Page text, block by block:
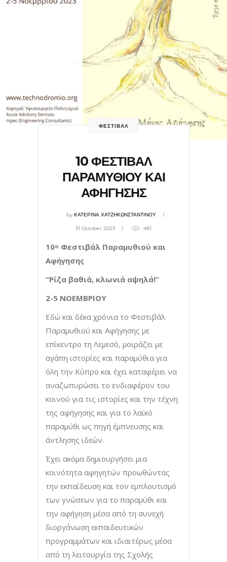
ΦΕΣΤΙΒΑΛ
10 ΦΕΣΤΙΒΑΛ
ΠΑΡΑΜΥΘΙΟΥ ΚΑΙ
ΑΦΗΓΗΣΗΣ
byΚΑΤΕΡΙΝΑ ΧΑΤΖΗΚΩΝΣΤΑΝΤΙΝΟΥ
31 October 2023 481
10ο Φεστιβάλ Παραμυθιού και
Αφήγησης
“Ρίζα βαθιά, κλωνιά αψηλά!”
2-5 ΝΟΕΜΒΡΙΟΥ
Εδώ και δέκα χρόνια το Φεστιβάλ
Παραμυθιού και Αφήγησης με
επίκεντρο τη Λεμεσό, μοιράζει με
αγάπη ιστορίες και παραμύθια για
όλη την Κύπρο και έχει καταφέρει να
αναζωπυρώσει το ενδιαφέρον του
κοινού για τις ιστορίες και την τέχνη
της αφήγησης και για το λαϊκό
παραμύθι ως πηγή έμπνευσης και
άντλησης ιδεών.
Έχει ακόμα δημιουργήσει μια
κοινότητα αφηγητών προωθώντας
την εκπαίδευση και τον εμπλουτισμό
των γνώσεων για το παραμύθι και
την αφήγηση μέσα από τη συνεχή
διοργάνωση εκπαιδευτικών
προγραμμάτων και ιδιαιτέρως μέσα
από τη λειτουργία της Σχολής